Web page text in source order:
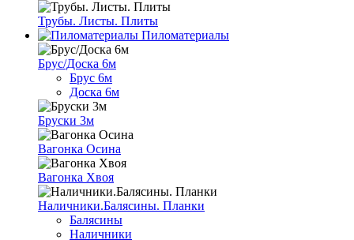
Трубы. Листы. Плиты
Пиломатериалы
Брус/Доска 6м
Брус 6м
Доска 6м
Бруски 3м
Вагонка Осина
Вагонка Хвоя
Наличники.Балясины. Планки
Балясины
Наличники